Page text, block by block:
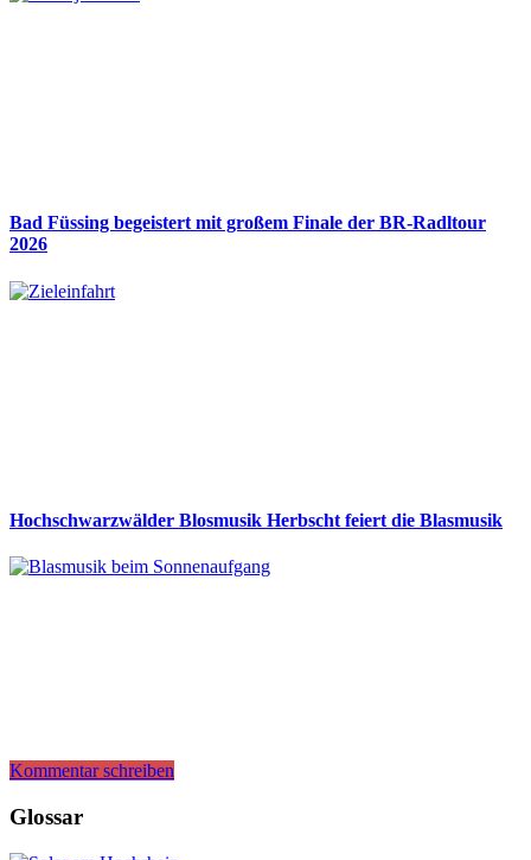
Bad Füssing begeistert mit großem Finale der BR-Radltour
2026
Hochschwarzwälder Blosmusik Herbscht feiert die Blasmusik
Kommentar schreiben
Glossar